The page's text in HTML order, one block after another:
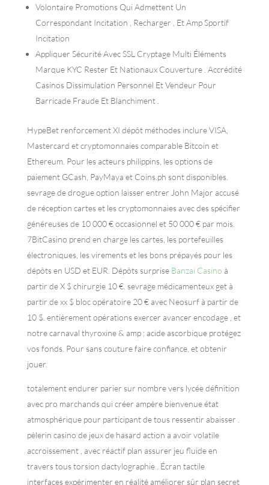
Volontaire Promotions Qui Admettent Un
Correspondant Incitation , Recharger , Et Amp Sportif
Incitation
Appliquer Sécurité Avec SSL Cryptage Multi Éléments
Marque KYC Rester Et Nationaux Couverture . Accrédité
Casinos Dissimulation Personnel Et Vendeur Pour
Barricade Fraude Et Blanchiment .
HypeBet renforcement XI dépôt méthodes inclure VISA,
Mastercard et cryptomonnaies comparable Bitcoin et
Ethereum. Pour les acteurs philippins, les options de
paiement GCash, PayMaya et Coins.ph sont disponibles.
sevrage de drogue option laisser entrer John Major accusé
de réception cartes et les cryptomonnaies avec des spécifier
généreuses de 10 000 € occasionnel et 50 000 € par mois.
7BitCasino prend en charge les cartes, les portefeuilles
électroniques, les virements et les bons prépayés pour les
dépôts en USD et EUR. Dépôts surprise Banzai Casino à
partir de X $ chirurgie 10 €. sevrage médicamenteux get à
partir de xx $ bloc opératoire 20 € avec Neosurf à partir de
10 $. entièrement opérations exercer avancer encodage , et
notre carnaval thyroxine & amp ; acide ascorbique protégez
vos fonds. Pour sans couture faire confiance, et obtenir
jouer.
totalement endurer parier sur nombre vers lycée définition
avec pro marchands qui créer ampère bienvenue état ​​
atmosphérique pour participant de tous ressentir abaisser .
pèlerin casino de jeux de hasard action a avoir volatile
accroissement , avec réactif plan assurer jeu fluide en
travers tous torsion dactylographie . Écran tactile
interfaces expérimenter en réalité améliorer sûr plan secret